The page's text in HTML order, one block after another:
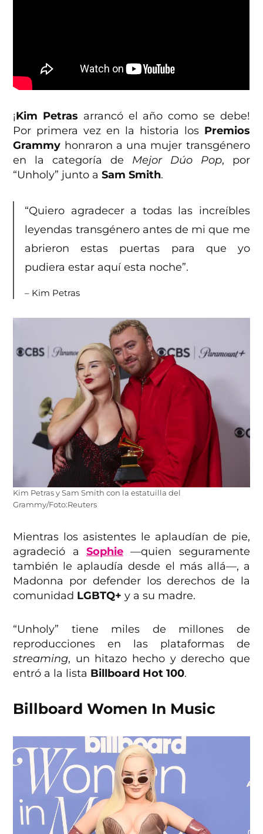
¡Kim Petras arrancó el año como se debe!
Por primera vez en la historia los Premios
Grammy honraron a una mujer transgénero
en la categoría de Mejor Dúo Pop, por
“Unholy” junto aSam Smith.
“Quiero agradecer a todas las increíbles
leyendas transgénero antes de mi que me
abrieron estas puertas para que yo
pudiera estar aquí esta noche”.
– Kim Petras
Kim Petras y Sam Smith con la estatuilla del
Grammy/Foto:Reuters
Mientras los asistentes le aplaudían de pie,
agradeció a Sophie —quien seguramente
también le aplaudía desde el más allá—, a
Madonna por defender los derechos de la
comunidad LGBTQ+ y a su madre.
“Unholy” tiene miles de millones de
reproducciones en las plataformas de
streaming, un hitazo hecho y derecho que
entró a la lista Billboard Hot 100.
Billboard Women In Music